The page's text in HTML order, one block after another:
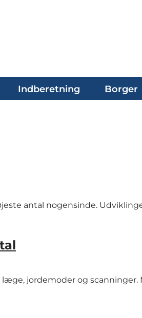
Indberetning Borger
antal nogensinde.
jordemoder og scanninger.